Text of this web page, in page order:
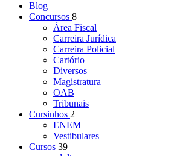
Blog
Concursos 8
Área Fiscal
Carreira Jurídica
Carreira Policial
Cartório
Diversos
Magistratura
OAB
Tribunais
Cursinhos 2
ENEM
Vestibulares
Cursos 39